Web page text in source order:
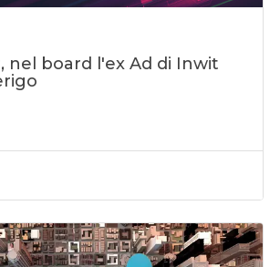
nel board l'ex Ad di Inwit